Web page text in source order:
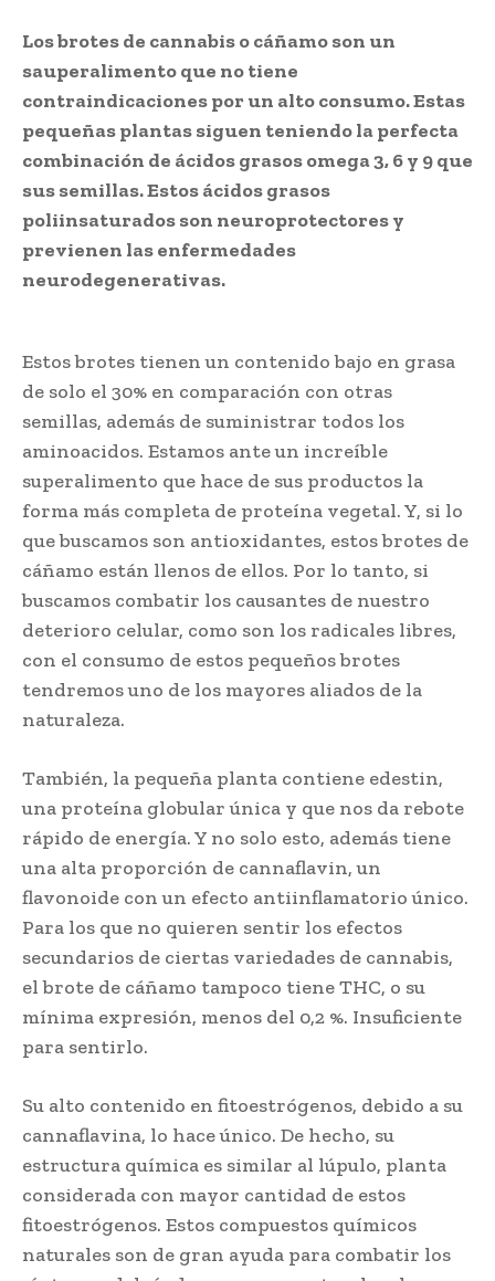
Los brotes de cannabis o cáñamo son un
sauperalimento que no tiene
contraindicaciones por un alto consumo. Estas
pequeñas plantas siguen teniendo la perfecta
combinación de ácidos grasos omega 3, 6 y 9 que
sus semillas. Estos ácidos grasos
poliinsaturados son neuroprotectores y
previenen las enfermedades
neurodegenerativas.
Estos brotes tienen un contenido bajo en grasa
de solo el 30% en comparación con otras
semillas, además de suministrar todos los
aminoacidos. Estamos ante un increíble
superalimento que hace de sus productos la
forma más completa de proteína vegetal. Y, si lo
que buscamos son antioxidantes, estos brotes de
cáñamo están llenos de ellos. Por lo tanto, si
buscamos combatir los causantes de nuestro
deterioro celular, como son los radicales libres,
con el consumo de estos pequeños brotes
tendremos uno de los mayores aliados de la
naturaleza.
También, la pequeña planta contiene edestin,
una proteína globular única y que nos da rebote
rápido de energía. Y no solo esto, además tiene
una alta proporción de cannaflavin, un
flavonoide con un efecto antiinflamatorio único.
Para los que no quieren sentir los efectos
secundarios de ciertas variedades de cannabis,
el brote de cáñamo tampoco tiene THC, o su
mínima expresión, menos del 0,2 %. Insuficiente
para sentirlo.
Su alto contenido en fitoestrógenos, debido a su
cannaflavina, lo hace único. De hecho, su
estructura química es similar al lúpulo, planta
considerada con mayor cantidad de estos
fitoestrógenos. Estos compuestos químicos
naturales son de gran ayuda para combatir los